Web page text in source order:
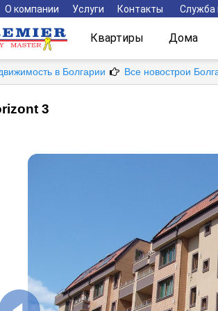
О компании Услуги Контакты Служба
Квартиры Дома
в Болгарии Все новострои
3